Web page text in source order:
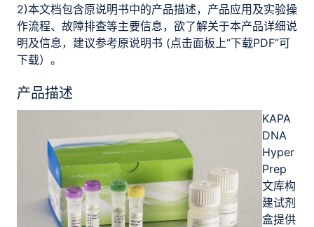
2)本文档包含原说明书中的产品描述，产品应用及实验操
作流程、故障排查等主要信息，欲了解关于本产品详细说
明及信息，建议参考原说明书 (点击面板上“下载PDF”可
下载）。
产品描述
KAPA
DNA
Hyper
Prep
文库构
建试剂
盒提供